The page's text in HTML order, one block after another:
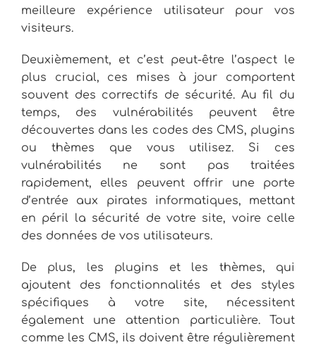
meilleure expérience utilisateur pour vos
visiteurs.
Deuxièmement, et c’est peut-être l’aspect le
plus crucial, ces mises à jour comportent
souvent des correctifs de sécurité. Au fil du
temps, des vulnérabilités peuvent être
découvertes dans les codes des CMS, plugins
ou thèmes que vous utilisez. Si ces
vulnérabilités ne sont pas traitées
rapidement, elles peuvent offrir une porte
d’entrée aux pirates informatiques, mettant
en péril la sécurité de votre site, voire celle
des données de vos utilisateurs.
De plus, les plugins et les thèmes, qui
ajoutent des fonctionnalités et des styles
spécifiques à votre site, nécessitent
également une attention particulière. Tout
comme les CMS, ils doivent être régulièrement